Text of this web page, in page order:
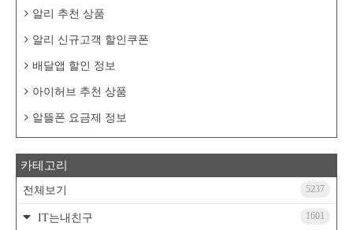
알리 추천 상품
알리 신규고객 할인쿠폰
배달앱 할인 정보
아이허브 추천 상품
알뜰폰 요금제 정보
카테고리
전체보기 5237
IT는내친구 1601